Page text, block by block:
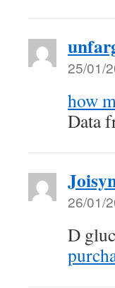
25/01/
how
Data
26/01/
D